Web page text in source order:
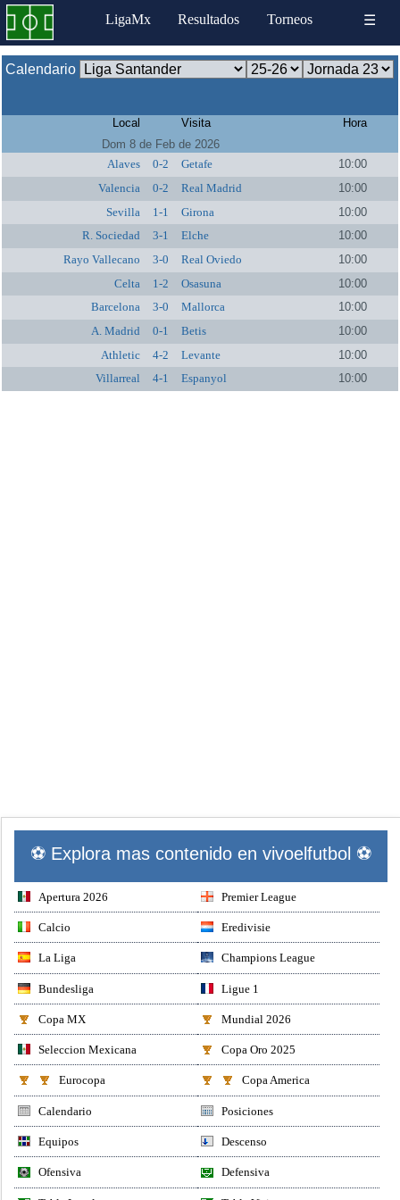
LigaMx Resultados Torneos ☰
Calendario
Local Visita
Hora
Dom 8 de Feb de 2026
Alaves
0-2 Getafe
10:00
Valencia
0-2 Real Madrid
10:00
Sevilla
1-1 Girona
10:00
R. Sociedad
3-1 Elche
10:00
Rayo Vallecano
3-0 Real Oviedo
10:00
Celta
1-2 Osasuna
10:00
Barcelona
3-0 Mallorca
10:00
A. Madrid
0-1 Betis
10:00
Athletic
4-2 Levante
10:00
Villarreal
4-1 Espanyol 10:00
⚽ Explora mas contenido en vivoelfutbol ⚽
Apertura 2026 Premier League
Calcio Eredivisie
La Liga Champions League
Bundesliga Ligue 1
Copa MX Mundial 2026
Seleccion Mexicana Copa Oro 2025
Eurocopa Copa America
Calendario Posiciones
Equipos Descenso
Ofensiva Defensiva